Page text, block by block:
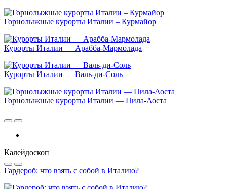
Горнолыжные курорты Италии – Курмайор
Курорты Италии — Арабба-Мармолада
Курорты Италии — Валь-ди-Соль
Горнолыжные курорты Италии — Пила-Аоста
Калейдоскоп
Гардероб: что взять с собой в Италию?